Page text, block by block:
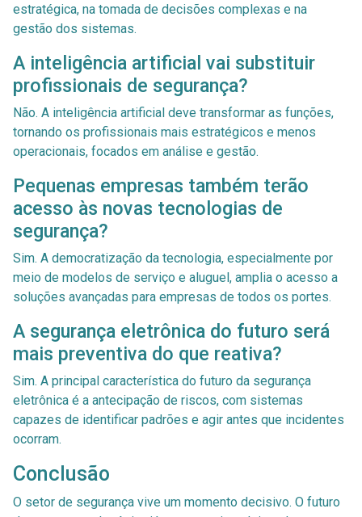
estratégica, na tomada de decisões complexas e na
gestão dos sistemas.
A inteligência artificial vai substituir
profissionais de segurança?
Não. A inteligência artificial deve transformar as funções,
tornando os profissionais mais estratégicos e menos
operacionais, focados em análise e gestão.
Pequenas empresas também terão
acesso às novas tecnologias de
segurança?
Sim. A democratização da tecnologia, especialmente por
meio de modelos de serviço e aluguel, amplia o acesso a
soluções avançadas para empresas de todos os portes.
A segurança eletrônica do futuro será
mais preventiva do que reativa?
Sim. A principal característica do futuro da segurança
eletrônica é a antecipação de riscos, com sistemas
capazes de identificar padrões e agir antes que incidentes
ocorram.
Conclusão
O setor de segurança vive um momento decisivo. O futuro